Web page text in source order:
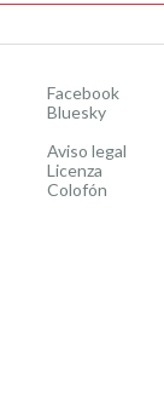
Facebook
Bluesky
Aviso legal
Licenza
Colofón